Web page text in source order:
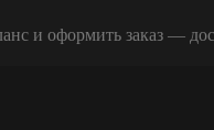
и оформить заказ —